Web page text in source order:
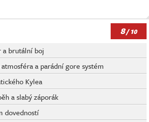
8/ 10
a brutální boj
a parádní gore systém
Kylea
a slabý záporák
dovedností